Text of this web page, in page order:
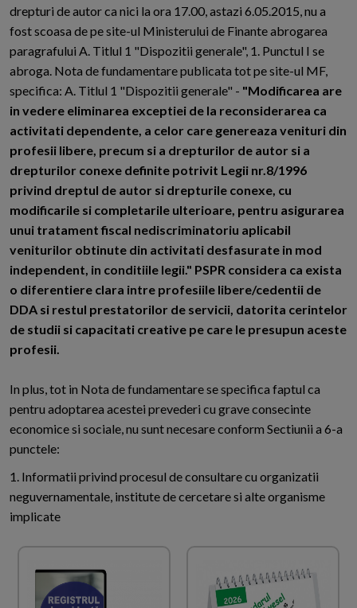
drepturi de autor ca nici la ora 17.00, astazi 6.05.2015, nu a
fost scoasa de pe site-ul Ministerului de Finante abrogarea
paragrafului A. Titlul 1 "Dispozitii generale", 1. Punctul I se
abroga. Nota de fundamentare publicata tot pe site-ul MF,
specifica: A. Titlul 1 "Dispozitii generale" - "Modificarea are
in vedere eliminarea exceptiei de la reconsiderarea ca
activitati dependente, a celor care genereaza venituri din
profesii libere, precum si a drepturilor de autor si a
drepturilor conexe definite potrivit Legii nr.8/1996
privind dreptul de autor si drepturile conexe, cu
modificarile si completarile ulterioare, pentru asigurarea
unui tratament fiscal nediscriminatoriu aplicabil
veniturilor obtinute din activitati desfasurate in mod
independent, in conditiile legii." PSPR considera ca exista
o diferentiere clara intre profesiile libere/cedentii de
DDA si restul prestatorilor de servicii, datorita cerintelor
de studii si capacitati creative pe care le presupun aceste
profesii.
In plus, tot in Nota de fundamentare se specifica faptul ca
pentru adoptarea acestei prevederi cu grave consecinte
economice si sociale, nu sunt necesare conform Sectiunii a 6-a
punctele:
1. Informatii privind procesul de consultare cu organizatii
neguvernamentale, institute de cercetare si alte organisme
implicate